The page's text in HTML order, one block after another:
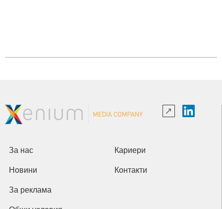
За нас Кариери
Новини Контакти
За реклама